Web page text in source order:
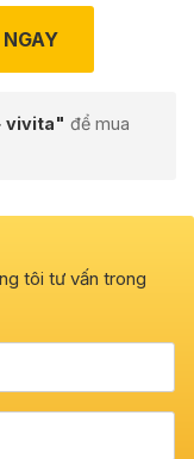
vivita" để mua
tôi tư vấn trong